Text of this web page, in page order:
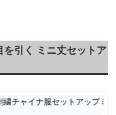
引く ミニ丈セットア